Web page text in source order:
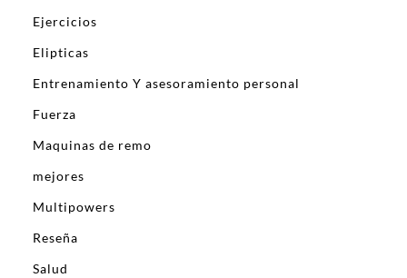
Ejercicios
Elipticas
Entrenamiento Y asesoramiento personal
Fuerza
Maquinas de remo
mejores
Multipowers
Reseña
Salud